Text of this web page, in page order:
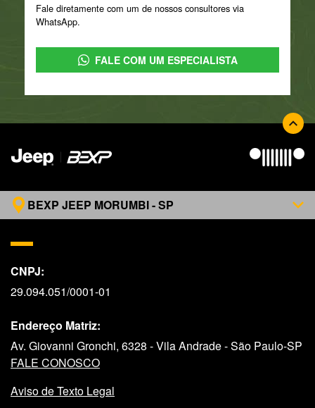
Fale diretamente com um de nossos consultores via
WhatsApp.
FALE COM UM ESPECIALISTA
BEXP JEEP MORUMBI - SP
CNPJ:
29.094.051/0001-01
Endereço Matriz:
Av. Giovanni Gronchi, 6328 - Vila Andrade - São Paulo-SP
FALE CONOSCO
Aviso de Texto Legal